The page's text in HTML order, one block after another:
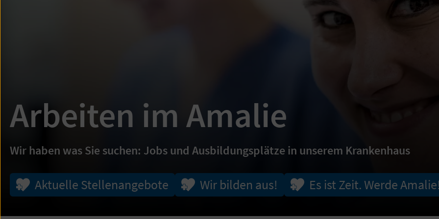
Arbeiten im Amalie
Wir haben was Sie suchen: Jobs und Ausbildungsplätze in unserem Krankenhaus
Aktuelle Stellenangebote Wir bilden aus! Es ist Zeit. Werde